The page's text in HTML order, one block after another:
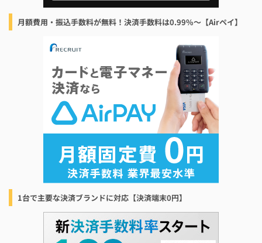
月額費用・振込手数料が無料！決済手数料は0.99%〜【Airペイ】
1台で主要な決済ブランドに対応【決済端末0円】